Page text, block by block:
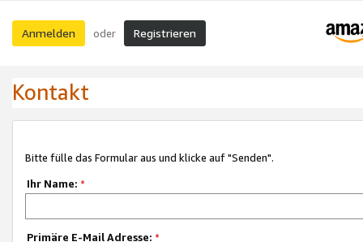
Anmelden oder Registrieren
Kontakt
Bitte fülle das Formular aus und klicke auf "Senden".
Ihr Name: *
Primäre E-Mail Adresse: *